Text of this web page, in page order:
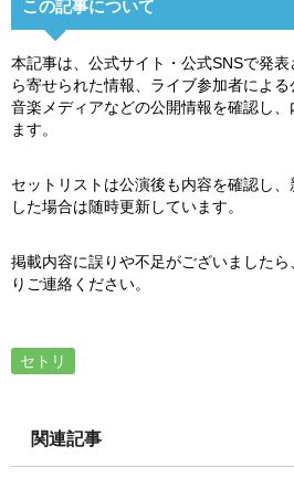
この記事について
本記事は、公式サイト・公式SNSで発
ら寄せられた情報、ライブ参加者による
音楽メディアなどの公開情報を確認し
ます。
セットリストは公演後も内容を確認し
した場合は随時更新しています。
掲載内容に誤りや不足がございましたら
りご連絡ください。
セトリ
関連記事